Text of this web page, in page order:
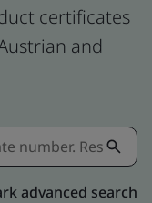
certificates
and
advanced search